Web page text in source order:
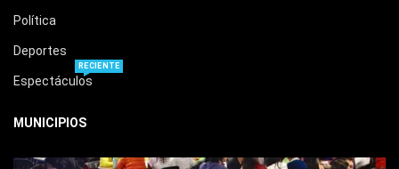
Política
Deportes
Espectáculos
RECIENTE
MUNICIPIOS